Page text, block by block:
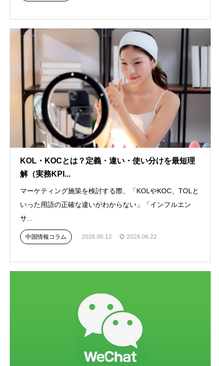
KOL・KOCとは？定義・違い・使い分けを最短理
解（実務KPI...
マーケティング施策を検討する際、「KOLやKOC、TOLと
いった用語の正確な違いがわからない」「インフルエン
サ...
中国情報コラム 2026.06.12 2026.06.22